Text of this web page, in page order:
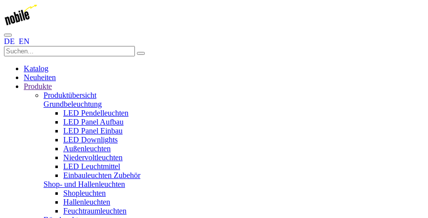
DE EN
Katalog
Neuheiten
Produkte
Produktübersicht
Grundbeleuchtung
LED Pendelleuchten
LED Panel Aufbau
LED Panel Einbau
LED Downlights
Außenleuchten
Niedervoltleuchten
LED Leuchtmittel
Einbauleuchten Zubehör
Shop- und Hallenleuchten
Shopleuchten
Hallenleuchten
Feuchtraumleuchten